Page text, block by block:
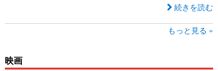
続きを読む
もっと見る »
映画